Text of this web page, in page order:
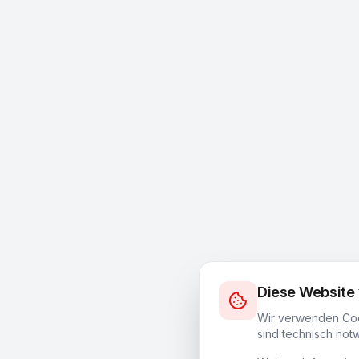
Diese
Wir verwenden
sind technisch